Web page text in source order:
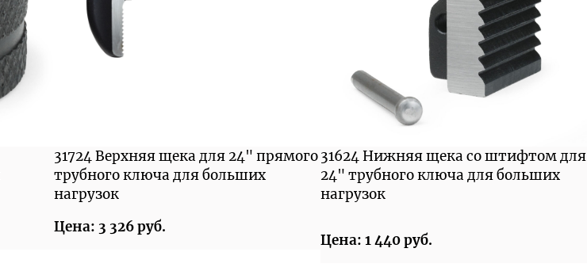
31724 Верхняя щека для 24" прямого
трубного ключа для больших
нагрузок
Цена: 3 326 руб.
31624 Нижняя щека со штифтом для
24" трубного ключа для больших
нагрузок
Цена: 1 440 руб.